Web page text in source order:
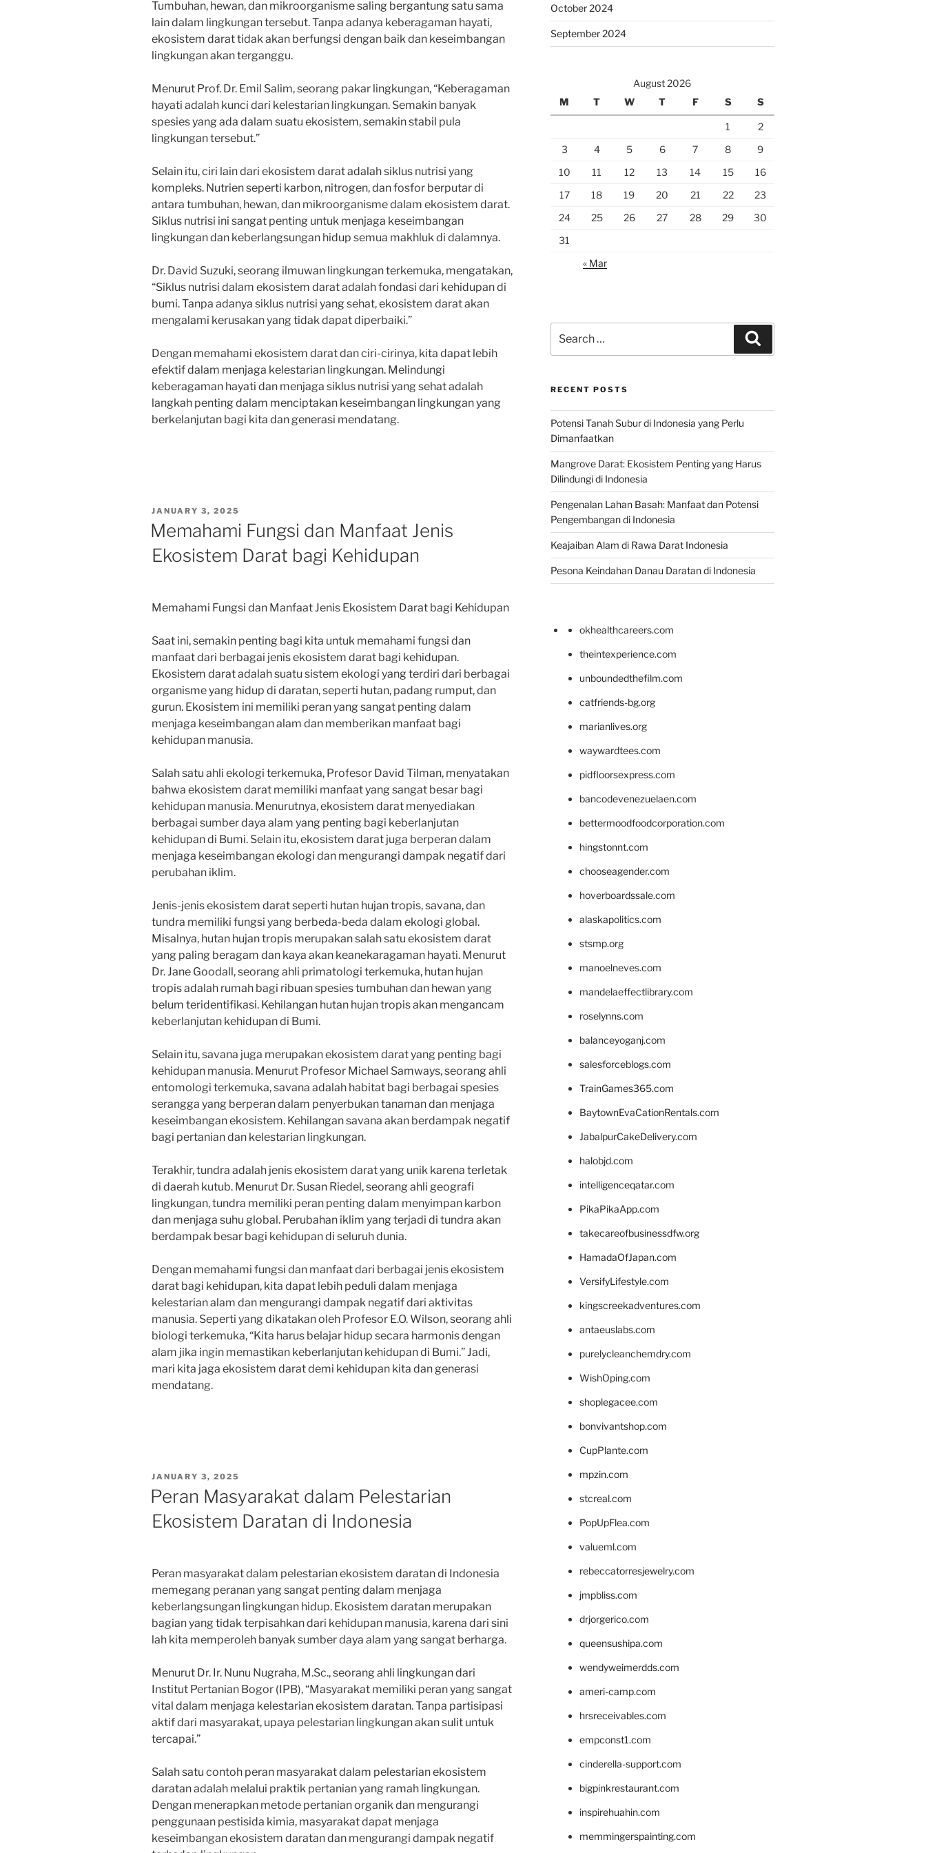
Tumbuhan, hewan, dan mikroorganisme saling bergantung satu sama
lain dalam lingkungan tersebut. Tanpa adanya keberagaman hayati,
ekosistem darat tidak akan berfungsi dengan baik dan keseimbangan
lingkungan akan terganggu.
Menurut Prof. Dr. Emil Salim, seorang pakar lingkungan, “Keberagaman
hayati adalah kunci dari kelestarian lingkungan. Semakin banyak
spesies yang ada dalam suatu ekosistem, semakin stabil pula
lingkungan tersebut.”
Selain itu, ciri lain dari ekosistem darat adalah siklus nutrisi yang
kompleks. Nutrien seperti karbon, nitrogen, dan fosfor berputar di
antara tumbuhan, hewan, dan mikroorganisme dalam ekosistem darat.
Siklus nutrisi ini sangat penting untuk menjaga keseimbangan
lingkungan dan keberlangsungan hidup semua makhluk di dalamnya.
Dr. David Suzuki, seorang ilmuwan lingkungan terkemuka, mengatakan,
“Siklus nutrisi dalam ekosistem darat adalah fondasi dari kehidupan di
bumi. Tanpa adanya siklus nutrisi yang sehat, ekosistem darat akan
mengalami kerusakan yang tidak dapat diperbaiki.”
Dengan memahami ekosistem darat dan ciri-cirinya, kita dapat lebih
efektif dalam menjaga kelestarian lingkungan. Melindungi
keberagaman hayati dan menjaga siklus nutrisi yang sehat adalah
langkah penting dalam menciptakan keseimbangan lingkungan yang
berkelanjutan bagi kita dan generasi mendatang.
POSTED
JANUARY 3, 2025
Memahami Fungsi dan Manfaat Jenis
Ekosistem Darat bagi Kehidupan
Memahami Fungsi dan Manfaat Jenis Ekosistem Darat bagi Kehidupan
Saat ini, semakin penting bagi kita untuk memahami fungsi dan
manfaat dari berbagai jenis ekosistem darat bagi kehidupan.
Ekosistem darat adalah suatu sistem ekologi yang terdiri dari berbagai
organisme yang hidup di daratan, seperti hutan, padang rumput, dan
gurun. Ekosistem ini memiliki peran yang sangat penting dalam
menjaga keseimbangan alam dan memberikan manfaat bagi
kehidupan manusia.
Salah satu ahli ekologi terkemuka, Profesor David Tilman, menyatakan
bahwa ekosistem darat memiliki manfaat yang sangat besar bagi
kehidupan manusia. Menurutnya, ekosistem darat menyediakan
berbagai sumber daya alam yang penting bagi keberlanjutan
kehidupan di Bumi. Selain itu, ekosistem darat juga berperan dalam
menjaga keseimbangan ekologi dan mengurangi dampak negatif dari
perubahan iklim.
Jenis-jenis ekosistem darat seperti hutan hujan tropis, savana, dan
tundra memiliki fungsi yang berbeda-beda dalam ekologi global.
Misalnya, hutan hujan tropis merupakan salah satu ekosistem darat
yang paling beragam dan kaya akan keanekaragaman hayati. Menurut
Dr. Jane Goodall, seorang ahli primatologi terkemuka, hutan hujan
tropis adalah rumah bagi ribuan spesies tumbuhan dan hewan yang
belum teridentifikasi. Kehilangan hutan hujan tropis akan mengancam
keberlanjutan kehidupan di Bumi.
Selain itu, savana juga merupakan ekosistem darat yang penting bagi
kehidupan manusia. Menurut Profesor Michael Samways, seorang ahli
entomologi terkemuka, savana adalah habitat bagi berbagai spesies
serangga yang berperan dalam penyerbukan tanaman dan menjaga
keseimbangan ekosistem. Kehilangan savana akan berdampak negatif
bagi pertanian dan kelestarian lingkungan.
Terakhir, tundra adalah jenis ekosistem darat yang unik karena terletak
di daerah kutub. Menurut Dr. Susan Riedel, seorang ahli geografi
lingkungan, tundra memiliki peran penting dalam menyimpan karbon
dan menjaga suhu global. Perubahan iklim yang terjadi di tundra akan
berdampak besar bagi kehidupan di seluruh dunia.
Dengan memahami fungsi dan manfaat dari berbagai jenis ekosistem
darat bagi kehidupan, kita dapat lebih peduli dalam menjaga
kelestarian alam dan mengurangi dampak negatif dari aktivitas
manusia. Seperti yang dikatakan oleh Profesor E.O. Wilson, seorang ahli
biologi terkemuka, “Kita harus belajar hidup secara harmonis dengan
alam jika ingin memastikan keberlanjutan kehidupan di Bumi.” Jadi,
mari kita jaga ekosistem darat demi kehidupan kita dan generasi
mendatang.
POSTED
ON
JANUARY 3, 2025
Peran Masyarakat dalam Pelestarian
Ekosistem Daratan di Indonesia
Peran masyarakat dalam pelestarian ekosistem daratan di Indonesia
memegang peranan yang sangat penting dalam menjaga
keberlangsungan lingkungan hidup. Ekosistem daratan merupakan
bagian yang tidak terpisahkan dari kehidupan manusia, karena dari sini
lah kita memperoleh banyak sumber daya alam yang sangat berharga.
Menurut Dr. Ir. Nunu Nugraha, M.Sc., seorang ahli lingkungan dari
Institut Pertanian Bogor (IPB), “Masyarakat memiliki peran yang sangat
vital dalam menjaga kelestarian ekosistem daratan. Tanpa partisipasi
aktif dari masyarakat, upaya pelestarian lingkungan akan sulit untuk
tercapai.”
Salah satu contoh peran masyarakat dalam pelestarian ekosistem
daratan adalah melalui praktik pertanian yang ramah lingkungan.
Dengan menerapkan metode pertanian organik dan mengurangi
penggunaan pestisida kimia, masyarakat dapat menjaga
keseimbangan ekosistem daratan dan mengurangi dampak negatif
October 2024
September 2024
August 2026
M
T W T F S S
1
2
3
4 5 6 7 8
9
10
11 12 13 14 15
16
17
18 19 20 21 22
23
24
25 26 27 28 29
30
31
« Mar
for:
RECENT POSTS
Potensi Tanah Subur di Indonesia yang Perlu
Dimanfaatkan
Mangrove Darat: Ekosistem Penting yang Harus
Dilindungi di Indonesia
Pengenalan Lahan Basah: Manfaat dan Potensi
Pengembangan di Indonesia
Keajaiban Alam di Rawa Darat Indonesia
Pesona Keindahan Danau Daratan di Indonesia
okhealthcareers.com
theintexperience.com
unboundedthefilm.com
catfriends-bg.org
marianlives.org
waywardtees.com
pidfloorsexpress.com
bancodevenezuelaen.com
bettermoodfoodcorporation.com
hingstonnt.com
chooseagender.com
hoverboardssale.com
alaskapolitics.com
stsmp.org
manoelneves.com
mandelaeffectlibrary.com
roselynns.com
balanceyoganj.com
salesforceblogs.com
TrainGames365.com
BaytownEvaCationRentals.com
JabalpurCakeDelivery.com
halobjd.com
intelligenceqatar.com
PikaPikaApp.com
takecareofbusinessdfw.org
HamadaOfJapan.com
VersifyLifestyle.com
kingscreekadventures.com
antaeuslabs.com
purelycleanchemdry.com
WishOping.com
shoplegacee.com
bonvivantshop.com
CupPlante.com
mpzin.com
stcreal.com
PopUpFlea.com
valueml.com
rebeccatorresjewelry.com
jmpbliss.com
drjorgerico.com
queensushipa.com
wendyweimerdds.com
ameri-camp.com
hrsreceivables.com
empconst1.com
cinderella-support.com
bigpinkrestaurant.com
inspirehuahin.com
memmingerspainting.com